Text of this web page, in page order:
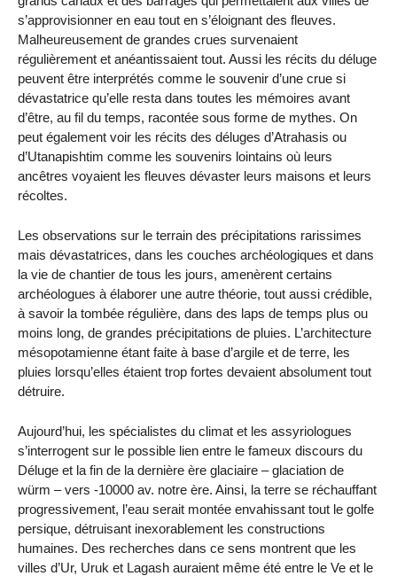
s’approvisionner en eau tout en s’éloignant des fleuves.
Malheureusement de grandes crues survenaient
régulièrement et anéantissaient tout. Aussi les récits du déluge
peuvent être interprétés comme le souvenir d’une crue si
dévastatrice qu’elle resta dans toutes les mémoires avant
d’être, au fil du temps, racontée sous forme de mythes. On
peut également voir les récits des déluges d’Atrahasis ou
d’Utanapishtim comme les souvenirs lointains où leurs
ancêtres voyaient les fleuves dévaster leurs maisons et leurs
récoltes.
Les observations sur le terrain des précipitations rarissimes
mais dévastatrices, dans les couches archéologiques et dans
la vie de chantier de tous les jours, amenèrent certains
archéologues à élaborer une autre théorie, tout aussi crédible,
à savoir la tombée régulière, dans des laps de temps plus ou
moins long, de grandes précipitations de pluies. L’architecture
mésopotamienne étant faite à base d’argile et de terre, les
pluies lorsqu’elles étaient trop fortes devaient absolument tout
détruire.
Aujourd’hui, les spécialistes du climat et les assyriologues
s’interrogent sur le possible lien entre le fameux discours du
Déluge et la fin de la dernière ère glaciaire – glaciation de
würm – vers -10000 av. notre ère. Ainsi, la terre se réchauffant
progressivement, l’eau serait montée envahissant tout le golfe
persique, détruisant inexorablement les constructions
humaines. Des recherches dans ce sens montrent que les
villes d’Ur, Uruk et Lagash auraient même été entre le Ve et le